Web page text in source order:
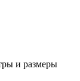
и размеры